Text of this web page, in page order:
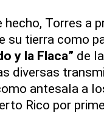
hecho, Torres a
su tierra como
y la Flaca” de
diversas
antesala a
Rico por